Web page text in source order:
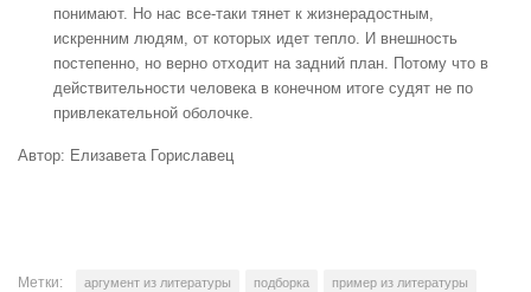
понимают. Но нас все-таки тянет к жизнерадостным,
искренним людям, от которых идет тепло. И внешность
постепенно, но верно отходит на задний план. Потому что в
действительности человека в конечном итоге судят не по
привлекательной оболочке.
Автор: Елизавета Гориславец
Метки: аргумент из литературы подборка пример из литературы